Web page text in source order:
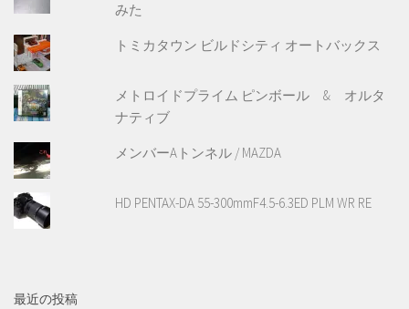
みた
トミカタウン ビルドシティ オートバックス
メトロイドプライム ピンボール & オルタ
ナティブ
メンバーAトンネル / MAZDA
HD PENTAX-DA 55-300mmF4.5-6.3ED PLM WR RE
最近の投稿